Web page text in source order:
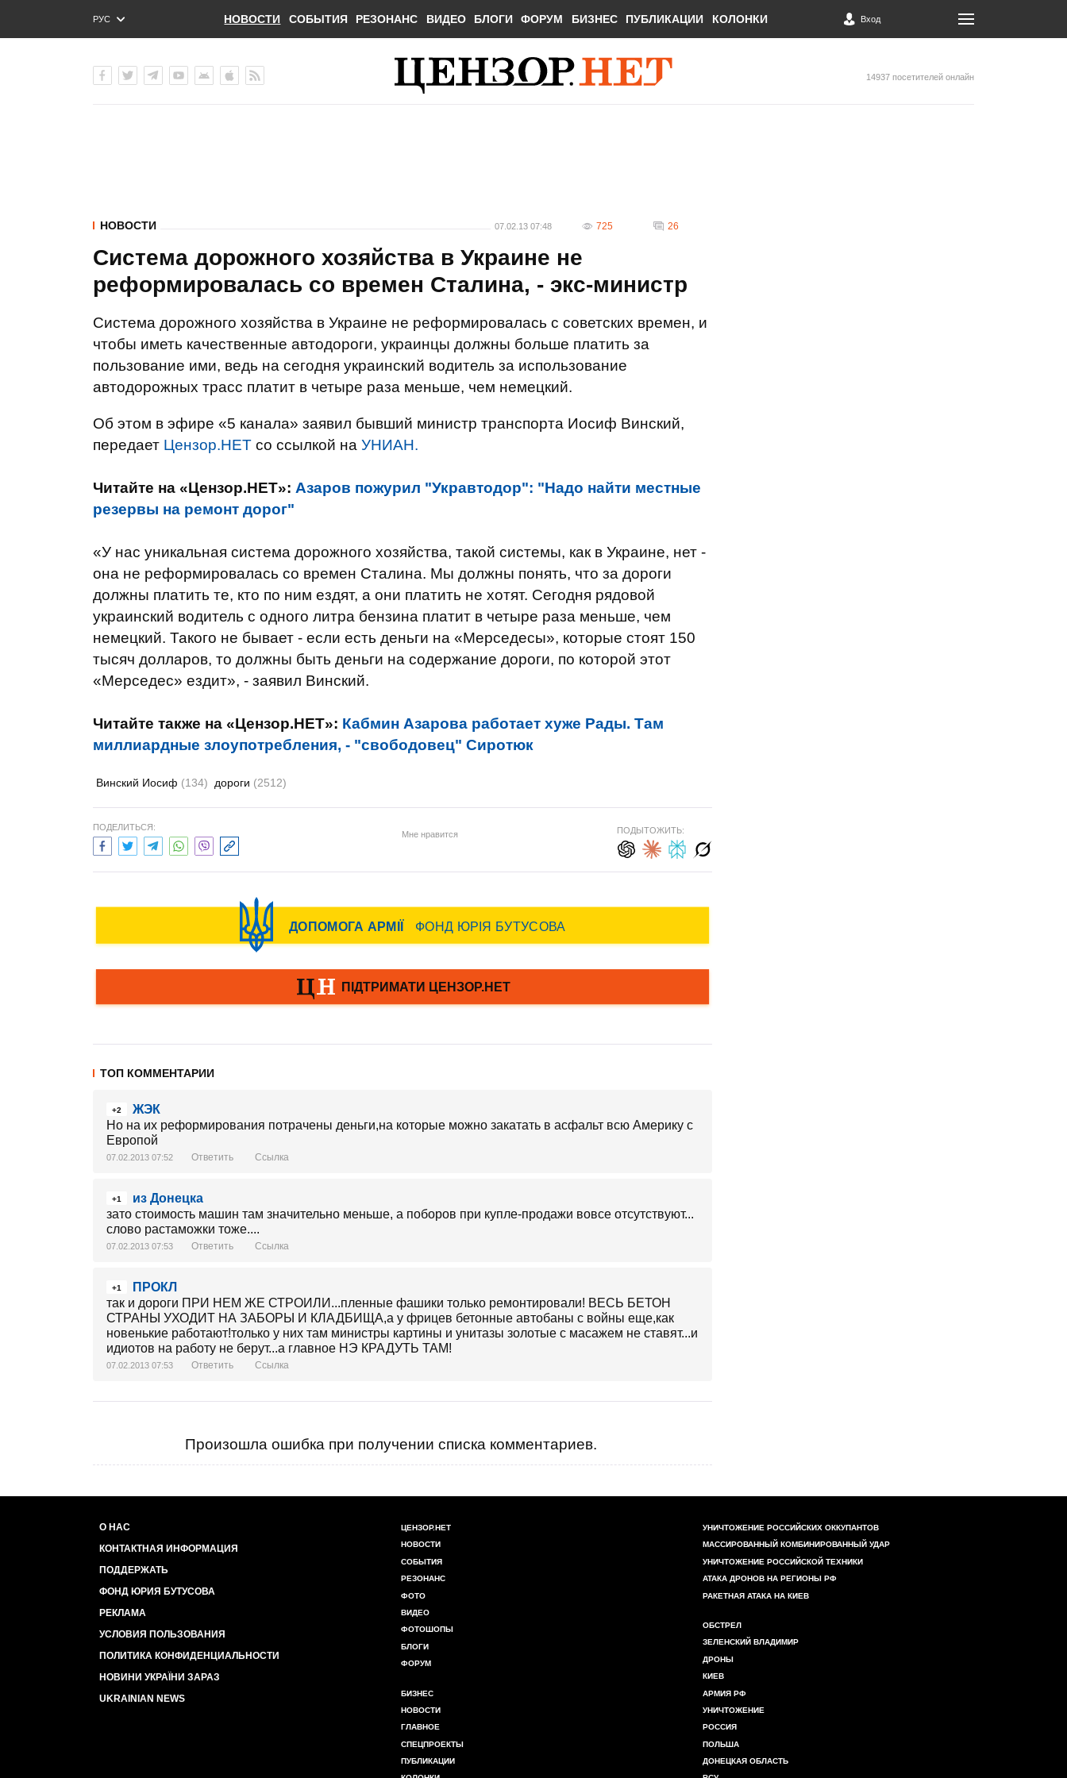
РУС
ENG
НОВОСТИ СОБЫТИЯ РЕЗОНАНС ВИДЕО БЛОГИ ФОРУМ БИЗНЕС ПУБЛИКАЦИИ КОЛОНКИ Вход
14937 посетителей онлайн
НОВОСТИ 07.02.13 07:48 725 26
Система дорожного хозяйства в Украине не
реформировалась со времен Сталина, - экс-министр
Система дорожного хозяйства в Украине не реформировалась с советских времен, и
чтобы иметь качественные автодороги, украинцы должны больше платить за
пользование ими, ведь на сегодня украинский водитель за использование
автодорожных трасс платит в четыре раза меньше, чем немецкий.
Об этом в эфире «5 канала» заявил бывший министр транспорта Иосиф Винский,
передает Цензор.НЕТ со ссылкой на УНИАН.
Читайте на «Цензор.НЕТ»: Азаров пожурил "Укравтодор": "Надо найти местные
резервы на ремонт дорог"
«У нас уникальная система дорожного хозяйства, такой системы, как в Украине, нет -
она ​​не реформировалась со времен Сталина. Мы должны понять, что за дороги
должны платить те, кто по ним ездят, а они платить не хотят. Сегодня рядовой
украинский водитель с одного литра бензина платит в четыре раза меньше, чем
немецкий. Такого не бывает - если есть деньги на «Мерседесы», которые стоят 150
тысяч долларов, то должны быть деньги на содержание дороги, по которой этот
«Мерседес» ездит», - заявил Винский.
Читайте также на «Цензор.НЕТ»: Кабмин Азарова работает хуже Рады. Там
миллиардные злоупотребления, - "свободовец" Сиротюк
Винский Иосиф (134) дороги (2512)
ПОДЕЛИТЬСЯ:
Мне нравится ПОДЫТОЖИТЬ:
ТОП КОММЕНТАРИИ
+2
ЖЭК
Но на их реформирования потрачены деньги,на которые можно закатать в асфальт всю Америку с
Европой
07.02.2013 07:52 Ответить Ссылка
+1
из Донецка
зато стоимость машин там значительно меньше, а поборов при купле-продажи вовсе отсутствуют...
слово растаможки тоже....
07.02.2013 07:53 Ответить Ссылка
+1
ПРОКЛ
так и дороги ПРИ НЕМ ЖЕ СТРОИЛИ...пленные фашики только ремонтировали! ВЕСЬ БЕТОН
СТРАНЫ УХОДИТ НА ЗАБОРЫ И КЛАДБИЩА,а у фрицев бетонные автобаны с войны еще,как
новенькие работают!только у них там министры картины и унитазы золотые с масажем не ставят...и
идиотов на работу не берут...а главное НЭ КРАДУТЬ ТАМ!
07.02.2013 07:53 Ответить Ссылка
Произошла ошибка при получении списка комментариев.
О НАС
КОНТАКТНАЯ ИНФОРМАЦИЯ
ПОДДЕРЖАТЬ
ФОНД ЮРИЯ БУТУСОВА
РЕКЛАМА
УСЛОВИЯ ПОЛЬЗОВАНИЯ
ПОЛИТИКА КОНФИДЕНЦИАЛЬНОСТИ
НОВИНИ УКРАЇНИ ЗАРАЗ
UKRAINIAN NEWS
ЦЕНЗОР.НЕТ
НОВОСТИ
СОБЫТИЯ
РЕЗОНАНС
ФОТО
ВИДЕО
ФОТОШОПЫ
БЛОГИ
ФОРУМ
БИЗНЕС
НОВОСТИ
ГЛАВНОЕ
СПЕЦПРОЕКТЫ
ПУБЛИКАЦИИ
УНИЧТОЖЕНИЕ РОССИЙСКИХ ОККУПАНТОВ
МАССИРОВАННЫЙ КОМБИНИРОВАННЫЙ УДАР
УНИЧТОЖЕНИЕ РОССИЙСКОЙ ТЕХНИКИ
АТАКА ДРОНОВ НА РЕГИОНЫ РФ
РАКЕТНАЯ АТАКА НА КИЕВ
ОБСТРЕЛ
ЗЕЛЕНСКИЙ ВЛАДИМИР
ДРОНЫ
КИЕВ
АРМИЯ РФ
УНИЧТОЖЕНИЕ
РОССИЯ
ПОЛЬША
ДОНЕЦКАЯ ОБЛАСТЬ